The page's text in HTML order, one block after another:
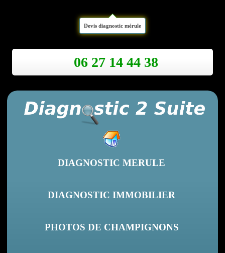
Devis diagnostic mérule
06 27 14 44 38
DIAGNOSTIC MERULE
DIAGNOSTIC IMMOBILIER
PHOTOS DE CHAMPIGNONS